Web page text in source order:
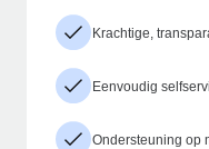
Krachtige,
Eenvoudig
Ondersteuning op